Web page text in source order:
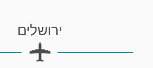
ירושלים